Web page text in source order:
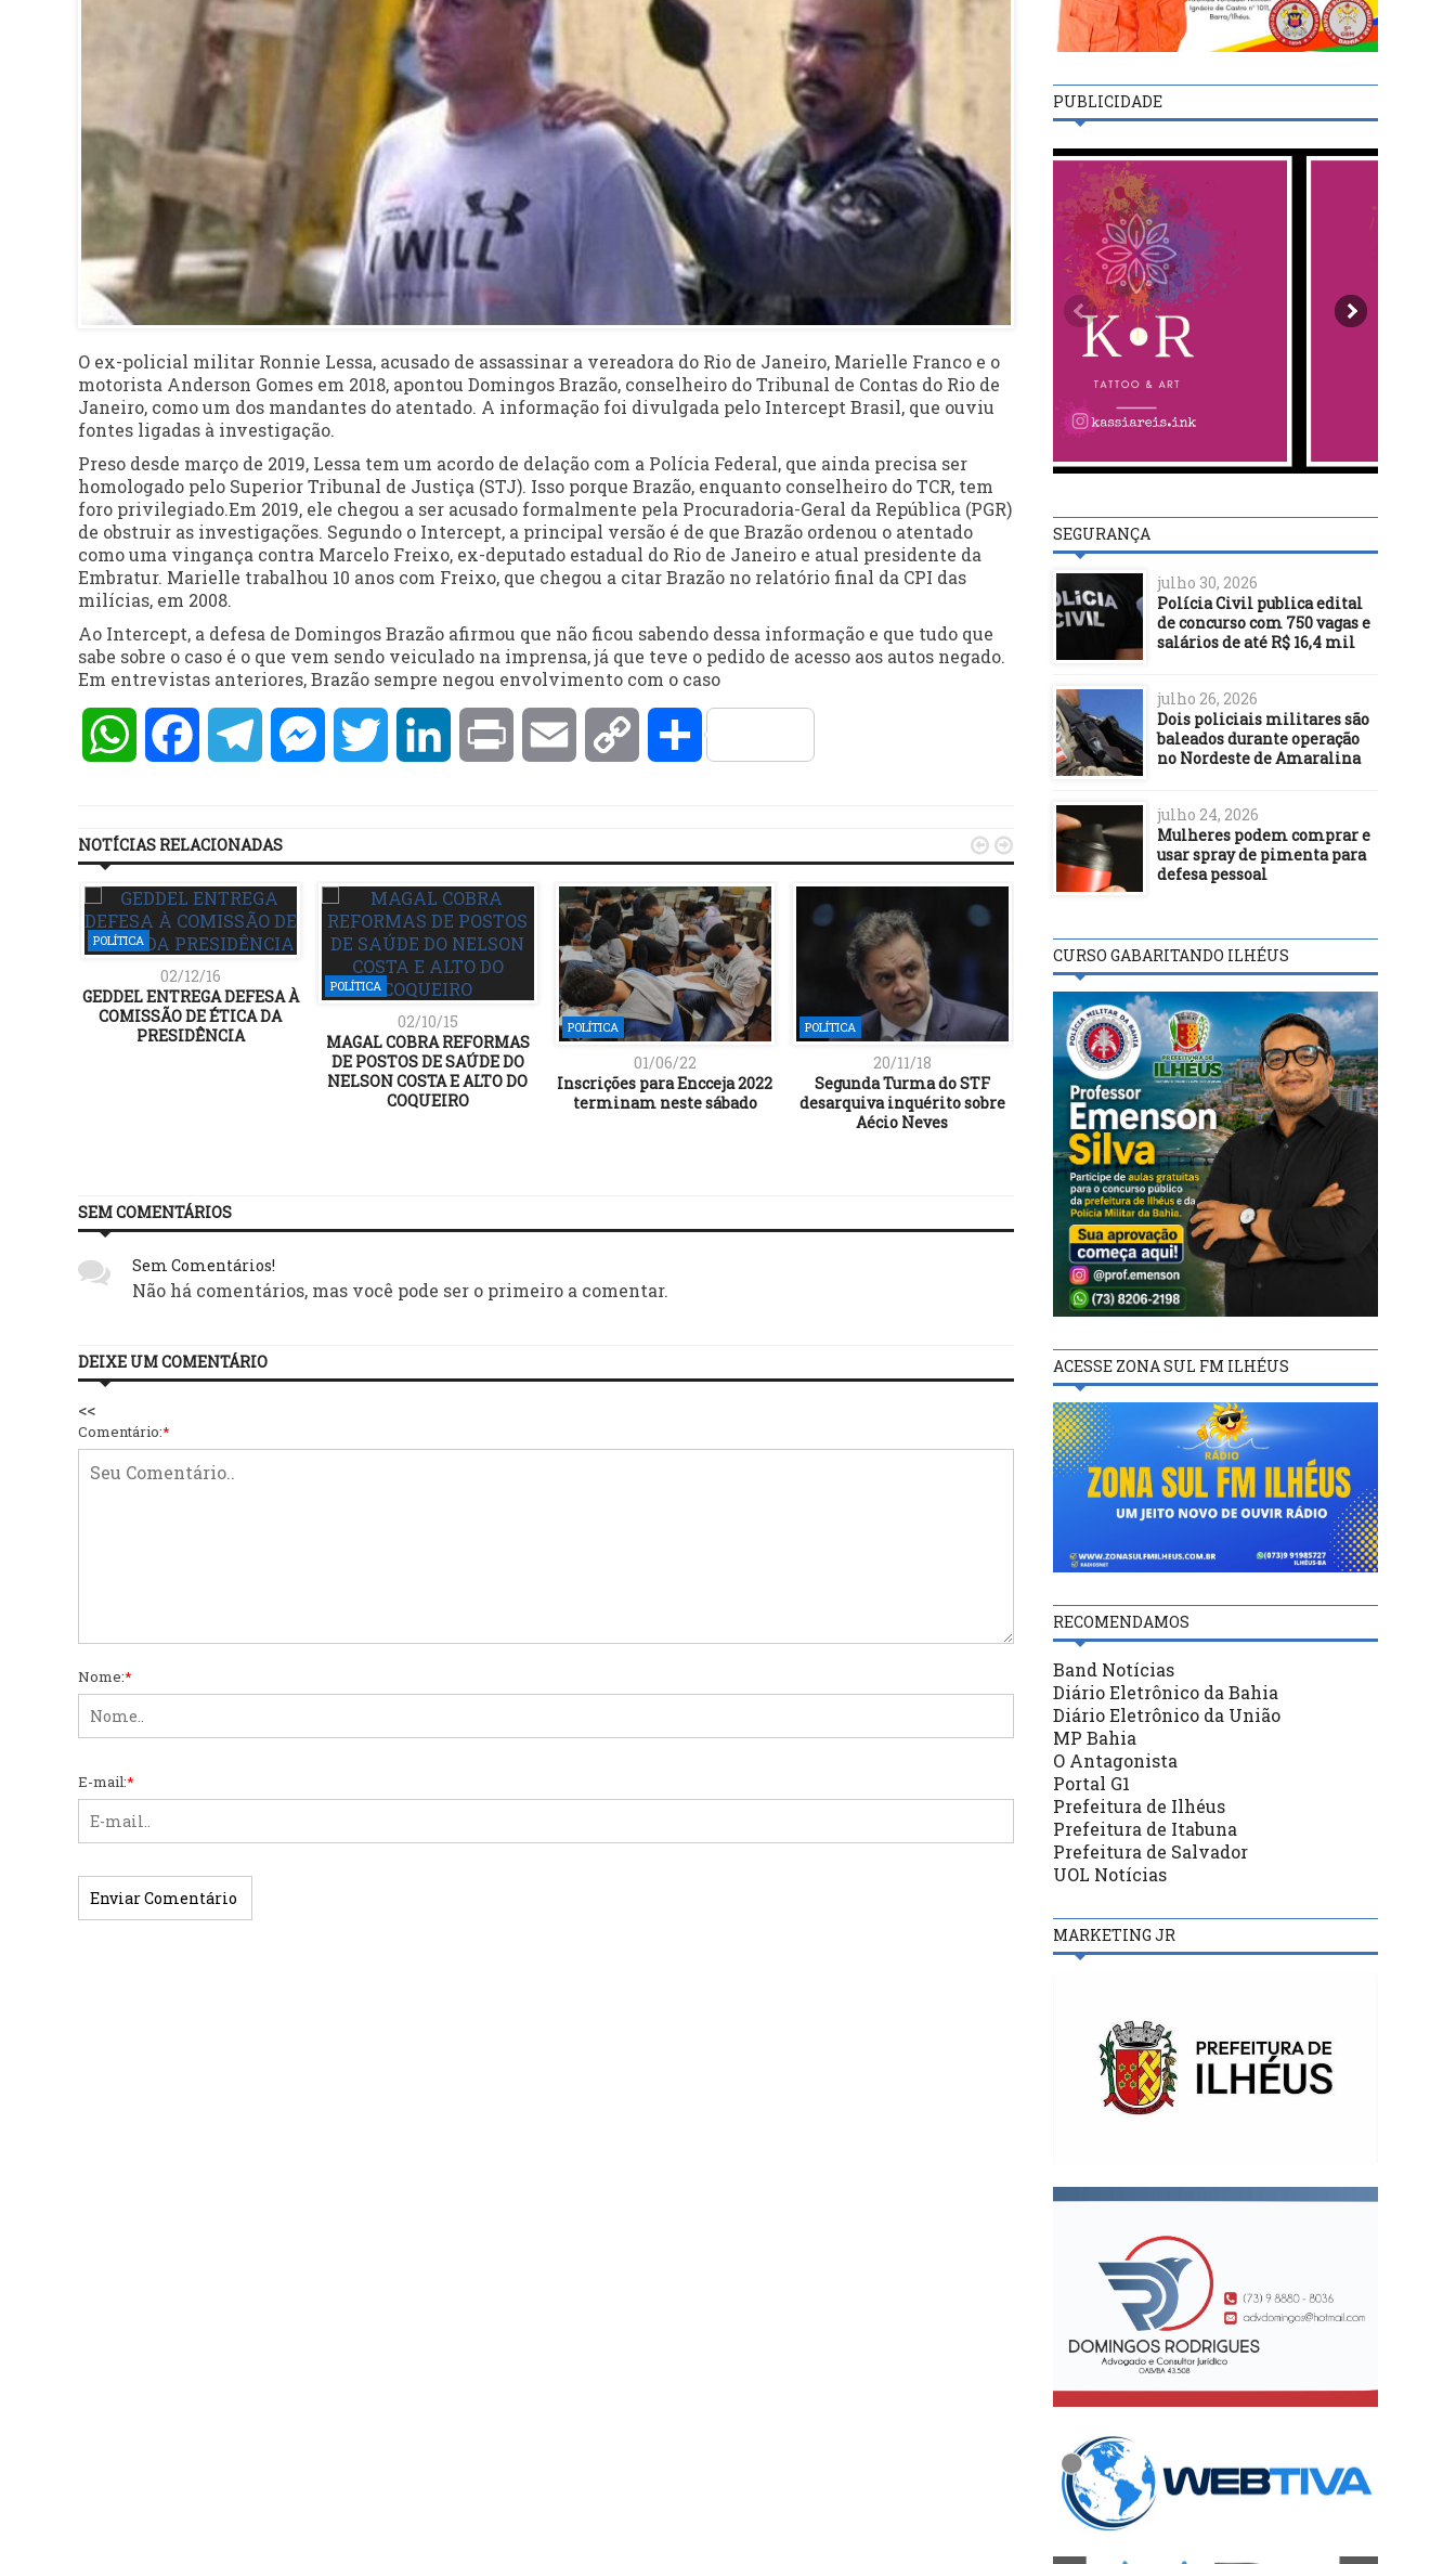
O ex-policial militar Ronnie Lessa, acusado de assassinar a vereadora do Rio de Janeiro, Marielle Franco e o
motorista Anderson Gomes em 2018, apontou Domingos Brazão, conselheiro do Tribunal de Contas do Rio de
Janeiro, como um dos mandantes do atentado. A informação foi divulgada pelo Intercept Brasil, que ouviu
fontes ligadas à investigação.
Preso desde março de 2019, Lessa tem um acordo de delação com a Polícia Federal, que ainda precisa ser
homologado pelo Superior Tribunal de Justiça (STJ). Isso porque Brazão, enquanto conselheiro do TCR, tem
foro privilegiado.Em 2019, ele chegou a ser acusado formalmente pela Procuradoria-Geral da República (PGR)
de obstruir as investigações. Segundo o Intercept, a principal versão é de que Brazão ordenou o atentado
como uma vingança contra Marcelo Freixo, ex-deputado estadual do Rio de Janeiro e atual presidente da
Embratur. Marielle trabalhou 10 anos com Freixo, que chegou a citar Brazão no relatório final da CPI das
milícias, em 2008.
Ao Intercept, a defesa de Domingos Brazão afirmou que não ficou sabendo dessa informação e que tudo que
sabe sobre o caso é o que vem sendo veiculado na imprensa, já que teve o pedido de acesso aos autos negado.
Em entrevistas anteriores, Brazão sempre negou envolvimento com o caso
WhatsAppFacebookTelegramMessengerTwitter LinkedInPrint Email Copy Compartilhar
NOTÍCIAS RELACIONADAS
POLÍTICA
02/12/16
GEDDEL ENTREGA DEFESA À
COMISSÃO DE ÉTICA DA
PRESIDÊNCIA
POLÍTICA
02/10/15
MAGAL COBRA REFORMAS
DE POSTOS DE SAÚDE DO
NELSON COSTA E ALTO DO
COQUEIRO
POLÍTICA
01/06/22
Inscrições para Encceja 2022
terminam neste sábado
POLÍTICA
20/11/18
Segunda Turma do STF
desarquiva inquérito sobre
Aécio Neves
POLÍTICA
24/02/22
Trabalhadores nascidos em
junho recebem abono
salarial
POLÍTICA
23/07/22
Em Feira de
Jerônimo afirma que
governador da
 
SEM COMENTÁRIOS
Sem Comentários!
Não há comentários, mas você pode ser o primeiro a comentar.
DEIXE UM COMENTÁRIO
<<
Comentário:*
Nome:*
E-mail:*
PUBLICIDADE
SEGURANÇA
julho 30, 2026
Polícia Civil publica edital
de concurso com 750 vagas e
salários de até R$ 16,4 mil
julho 26, 2026
Dois policiais militares são
baleados durante operação
no Nordeste de Amaralina
julho 24, 2026
Mulheres podem comprar e
usar spray de pimenta para
defesa pessoal
CURSO GABARITANDO ILHÉUS
ACESSE ZONA SUL FM ILHÉUS
RECOMENDAMOS
Band Notícias
Diário Eletrônico da Bahia
Diário Eletrônico da União
MP Bahia
O Antagonista
Portal G1
Prefeitura de Ilhéus
Prefeitura de Itabuna
Prefeitura de Salvador
UOL Notícias
MARKETING JR